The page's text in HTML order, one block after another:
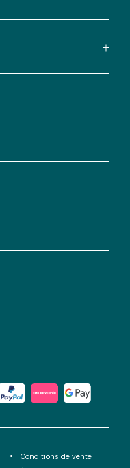
Conditions de vente